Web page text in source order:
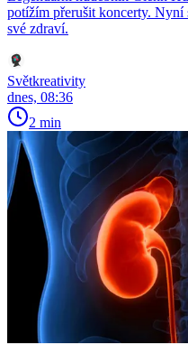
potížím přerušit koncerty. Nyní
své zdraví.
Světkreativity
dnes, 08:36
2 min